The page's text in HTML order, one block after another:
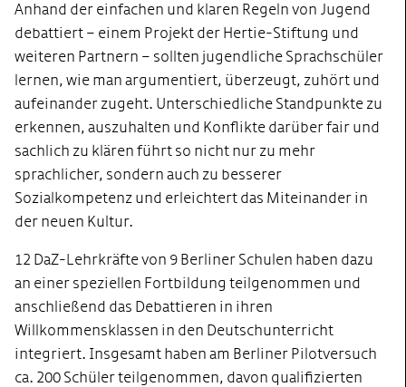
Anhand der einfachen und klaren Regeln von Jugend
debattiert – einem Projekt der Hertie-Stiftung und
weiteren Partnern – sollten jugendliche Sprachschüler
lernen, wie man argumentiert, überzeugt, zuhört und
aufeinander zugeht. Unterschiedliche Standpunkte zu
erkennen, auszuhalten und Konflikte darüber fair und
sachlich zu klären führt so nicht nur zu mehr
sprachlicher, sondern auch zu besserer
Sozialkompetenz und erleichtert das Miteinander in
der neuen Kultur.
12 DaZ-Lehrkräfte von 9 Berliner Schulen haben dazu
an einer speziellen Fortbildung teilgenommen und
anschließend das Debattieren in ihren
Willkommensklassen in den Deutschunterricht
integriert. Insgesamt haben am Berliner Pilotversuch
ca. 200 Schüler teilgenommen, davon qualifizierten